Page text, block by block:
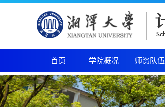
首页 学院概况 师资队伍